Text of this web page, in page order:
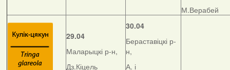
М.Верабей
29.04
Маларыцкі р-н,
Дз.Кіцель
30.04
Бераставіцкі р-
н,
А. і